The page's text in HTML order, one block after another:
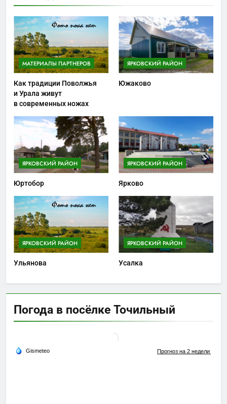
МАТЕРИАЛЫ ПАРТНЕРОВ
Как традиции Поволжья
и Урала живут
в современных ножах
ЯРКОВСКИЙ РАЙОН
Южаково
ЯРКОВСКИЙ РАЙОН
Юртобор
ЯРКОВСКИЙ РАЙОН
Ярково
ЯРКОВСКИЙ РАЙОН
Ульянова
ЯРКОВСКИЙ РАЙОН
Усалка
Погода в посёлке Точильный